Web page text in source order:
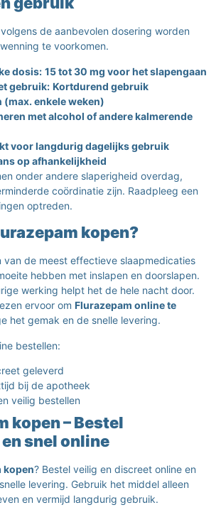
de aanbevolen dosering worden
te voorkomen.
dosis: 15 tot 30 mg voor het slapengaan
gebruik: Kortdurend gebruik
(max. enkele weken)
met alcohol of andere kalmerende
voor langdurig dagelijks gebruik
op afhankelijkheid
onder andere slaperigheid overdag,
coördinatie zijn. Raadpleeg een
optreden.
kopen?
van de meest effectieve slaapmedicaties
hebben met inslapen en doorslapen.
werking helpt het de hele nacht door.
ervoor om Flurazepam online te
het gemak en de snelle levering.
bestellen:
geleverd
bij de apotheek
veilig bestellen
kopen – Bestel
snel online
kopen? Bestel veilig en discreet online en
levering. Gebruik het middel alleen
en vermijd langdurig gebruik.